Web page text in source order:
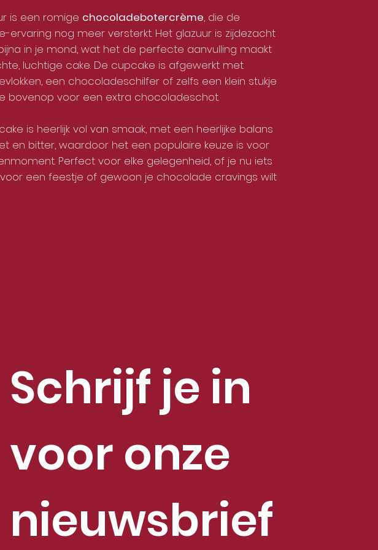
is een romige chocoladebotercrème, die de
ervaring nog meer versterkt. Het glazuur is zijdezacht
in je mond, wat het de perfecte aanvulling maakt
luchtige cake. De cupcake is afgewerkt met
een chocoladeschilfer of zelfs een klein stukje
bovenop voor een extra chocoladeschot.
is heerlijk vol van smaak, met een heerlijke balans
en bitter, waardoor het een populaire keuze is voor
Perfect voor elke gelegenheid, of je nu iets
een feestje of gewoon je chocolade cravings wilt
Schrijf je in
voor onze
nieuwsbrief